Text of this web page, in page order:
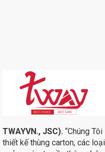
TWAYVN., JSC). “Chúng
thiết kế thùng carton, các